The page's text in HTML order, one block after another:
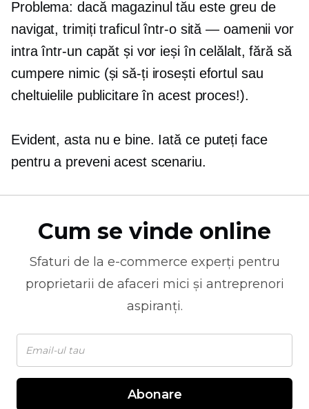
Problema: dacă magazinul tău este greu de
navigat, trimiți traficul într-o sită — oamenii vor
intra într-un capăt și vor ieși în celălalt, fără să
cumpere nimic (și să-ți irosești efortul sau
cheltuielile publicitare în acest proces!).
Evident, asta nu e bine. Iată ce puteți face
pentru a preveni acest scenariu.
Cum se vinde online
Sfaturi de la e-commerce experți pentru
proprietarii de afaceri mici și antreprenori
aspiranți.
Abonare